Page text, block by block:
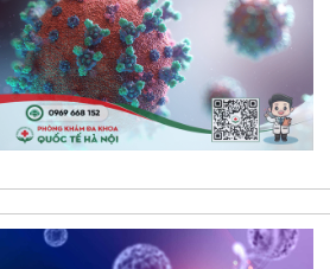
CHI TIẾT